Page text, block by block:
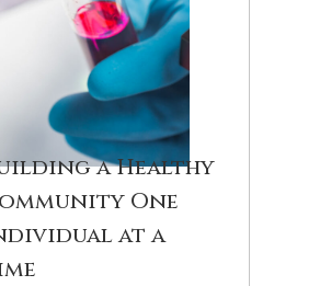
a Healthy
One
at a